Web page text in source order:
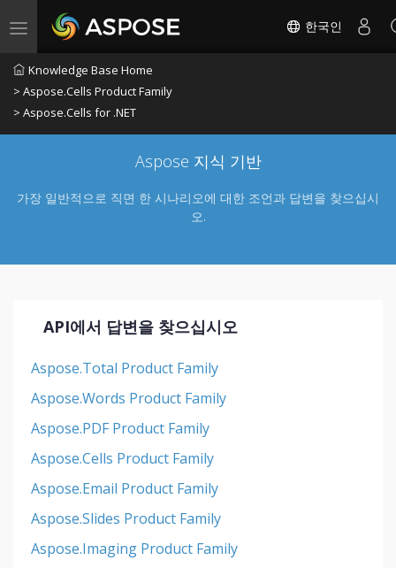
Toggle navigation 한국인
Knowledge Base Home
> Aspose.Cells Product Family
> Aspose.Cells for .NET
Aspose 지식 기반
가장 일반적으로 직면 한 시나리오에 대한 조언과 답변을 찾으십시
오.
API에서 답변을 찾으십시오
Aspose.Total Product Family
Aspose.Words Product Family
Aspose.PDF Product Family
Aspose.Cells Product Family
Aspose.Email Product Family
Aspose.Slides Product Family
Aspose.Imaging Product Family